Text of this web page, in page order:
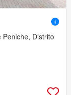
Distrito